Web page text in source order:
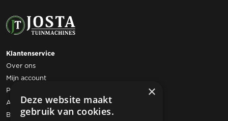
Klantenservice
Over ons
Mijn account
Privacy statement
Algemene voorwaarden
Bestelling retourneren
×
Deze website maakt
gebruik van cookies.